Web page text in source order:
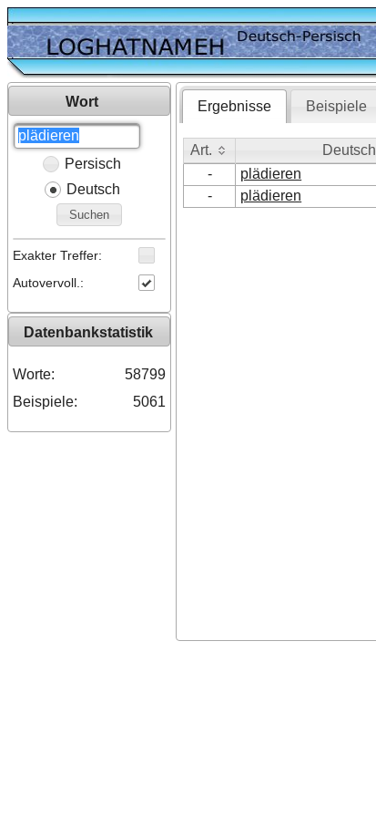
Wort
Persisch
Deutsch
Suchen
Exakter Treffer:
Autovervoll.:
Datenbankstatistik
Worte:
58799
Beispiele:
5061
Ergebnisse Beispiele
Art. Deutsch
Art.
- plädieren
-
plädieren